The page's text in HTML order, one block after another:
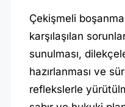
Çekişmeli
karşılaşılan
sunulması,
hazırlanması ve
reflekslerle